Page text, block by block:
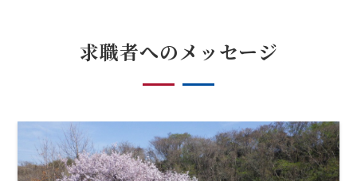
求職者へのメッセージ